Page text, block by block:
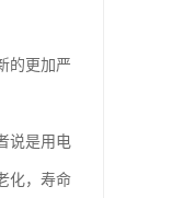
的更加严
说是用电
化，寿命